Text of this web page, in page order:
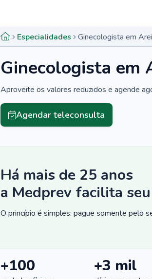
Especialidades Ginecologista em
Ginecologista em
Aproveite os valores reduzidos e agende
Agendar teleconsulta
Há mais de 25 anos
a Medprev facilita
O princípio é simples: pague somente pelo
+100 +3 mil